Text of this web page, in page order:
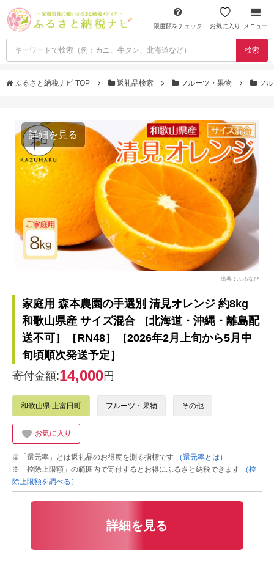
限度額をチェック お気に入り メニュー
検索
ふるさと納税ナビ TOP 返礼品検索 フルーツ・果物 フル
詳細を見る
出典：ふるなび
家庭用 森本農園の手選別 清見オレンジ 約8kg
和歌山県産 サイズ混合 ［北海道・沖縄・離島配
送不可］［RN48］［2026年2月上旬から5月中
旬頃順次発送予定］
寄付金額:14,000円
和歌山県 上富田町 フルーツ・果物 その他
お気に入り
※「還元率」とは返礼品のお得度を測る指標です
（還元率とは）
※「控除上限額」の範囲内で寄付するとお得にふるさと納税できます
（控
除上限額を調べる）
詳細を見る